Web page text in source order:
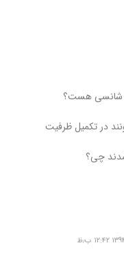
شانسی هست؟
در تکمیل ظرفیت
چی؟